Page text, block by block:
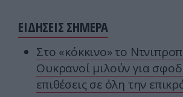
ΕΙΔΗΣΕΙΣ ΣΗΜΕΡΑ
Στο «κόκκινο» το
Ουκρανοί μιλούν για
επιθέσεις σε όλη την